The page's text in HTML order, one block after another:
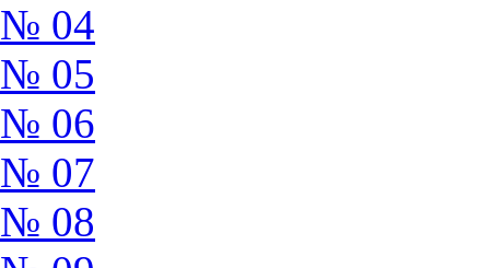
№ 04
№ 05
№ 06
№ 07
№ 08